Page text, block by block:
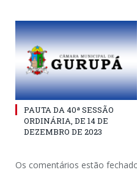
PAUTA DA 40ª SESSÃO
ORDINÁRIA, DE 14 DE
DEZEMBRO DE 2023
Os comentários estão